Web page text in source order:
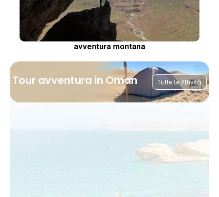
avventura montana
Tour avventura in Oman Tutte Le Attività